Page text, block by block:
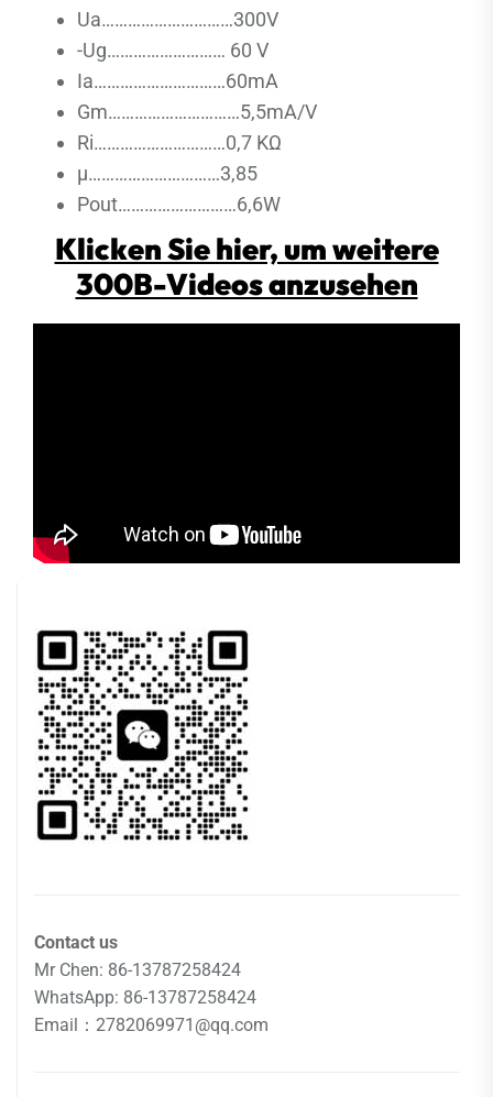
Ua…………………………300V
-Ug……………………… 60 V
Ia…………………………60mA
Gm…………………………5,5mA/V
Ri…………………………0,7 KΩ
μ…………………………3,85
Pout………………………6,6W
Klicken Sie hier, um weitere
300B-Videos anzusehen
Contact us
Mr Chen: 86-13787258424
WhatsApp: 86-13787258424
Email：2782069971@qq.com